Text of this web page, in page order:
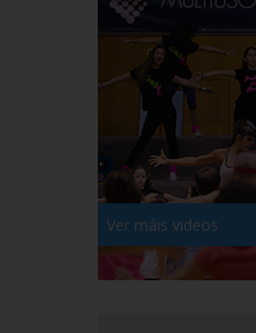
Ver máis videos